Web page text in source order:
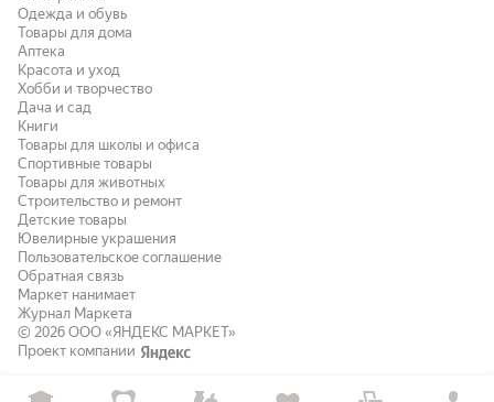
Одежда и обувь
Товары для дома
Аптека
Красота и уход
Хобби и творчество
Дача и сад
Книги
Товары для школы и офиса
Спортивные товары
Товары для животных
Строительство и ремонт
Детские товары
Ювелирные украшения
Пользовательское соглашение
Обратная связь
Маркет нанимает
Журнал Маркета
© 2026 ООО «ЯНДЕКС МАРКЕТ»
Проект компании